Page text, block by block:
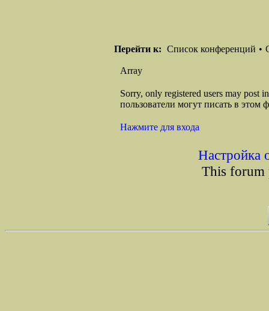
Перейти к: Список конференций •
Array
Sorry, only registered users may post
пользователи могут писать в этом
Нажмите для входа
Настройка
This